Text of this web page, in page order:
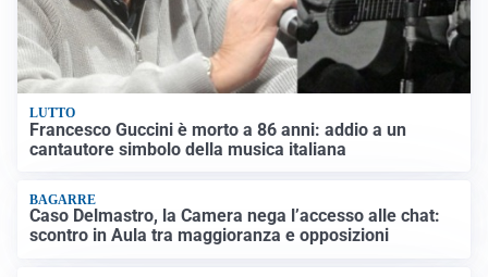
LUTTO
Francesco Guccini è morto a 86 anni: addio a un
cantautore simbolo della musica italiana
BAGARRE
Caso Delmastro, la Camera nega l’accesso alle chat:
scontro in Aula tra maggioranza e opposizioni